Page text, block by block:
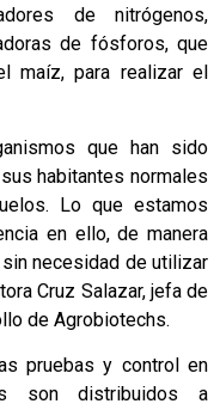
de nitrógenos,
de fósforos, que
maíz, para realizar el
que han sido
habitantes normales
Lo que estamos
en ello, de manera
necesidad de utilizar
Cruz Salazar, jefa de
de Agrobiotechs.
pruebas y control en
son distribuidos a